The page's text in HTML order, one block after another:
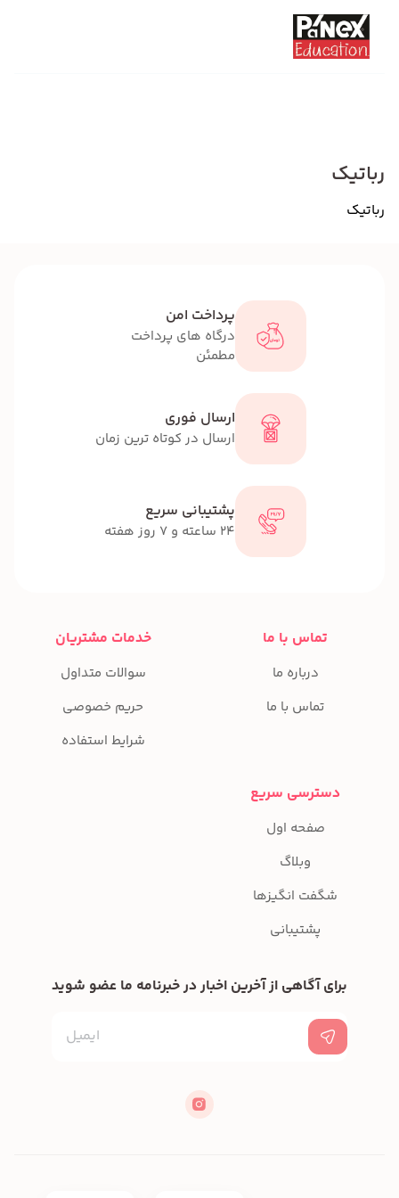
رباتیک
رباتیک
پرداخت امن
درگاه های پرداخت
مطمئن
ارسال فوری
ارسال در کوتاه ترین زمان
پشتیبانی سریع
24 ساعته و 7 روز هفته
تماس با ما
درباره ما
تماس با ما
خدمات مشتریان
سوالات متداول
حریم خصوصی
شرایط استفاده
دسترسی سریع
صفحه اول
وبلاگ
شگفت انگیزها
پشتیبانی
برای آگاهی از آخرین اخبار در خبرنامه ما عضو شوید